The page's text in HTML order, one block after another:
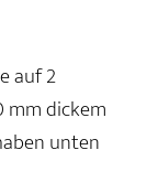
auf 2
mm dickem
unten